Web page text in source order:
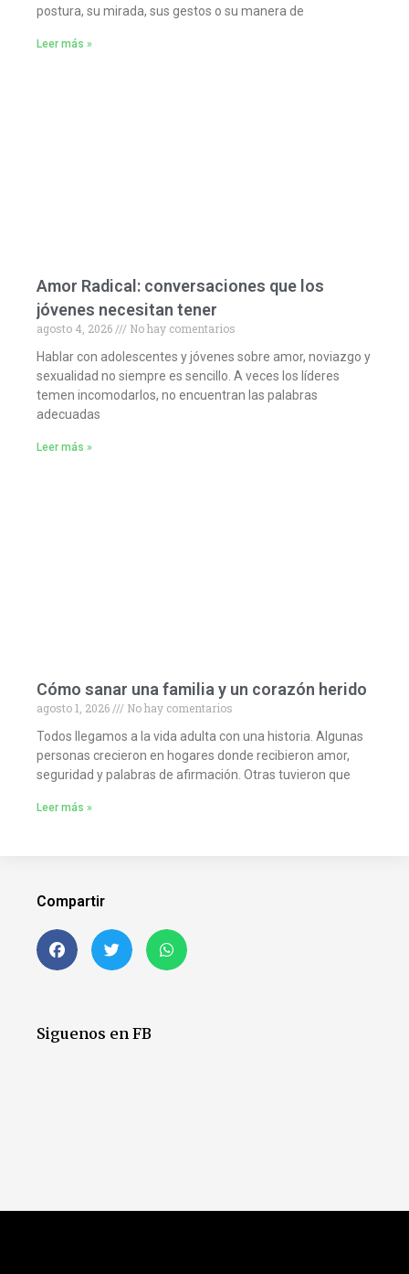
postura, su mirada, sus gestos o su manera de
Leer más »
Amor Radical: conversaciones que los
jóvenes necesitan tener
agosto 4, 2026
No hay comentarios
Hablar con adolescentes y jóvenes sobre amor, noviazgo y
sexualidad no siempre es sencillo. A veces los líderes
temen incomodarlos, no encuentran las palabras
adecuadas
Leer más »
Cómo sanar una familia y un corazón herido
agosto 1, 2026
No hay comentarios
Todos llegamos a la vida adulta con una historia. Algunas
personas crecieron en hogares donde recibieron amor,
seguridad y palabras de afirmación. Otras tuvieron que
Leer más »
Compartir
Siguenos en FB